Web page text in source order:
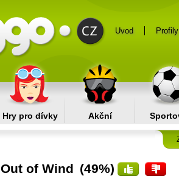
Uvod Profily
Hry pro dívky Akční
Out of Wind (49%)